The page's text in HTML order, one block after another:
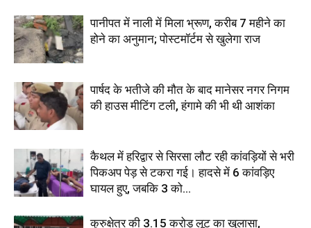
पानीपत में नाली में मिला भ्रूण, करीब 7 महीने का
होने का अनुमान; पोस्टमॉर्टम से खुलेगा राज
पार्षद के भतीजे की मौत के बाद मानेसर नगर निगम
की हाउस मीटिंग टली, हंगामे की भी थी आशंका
कैथल में हरिद्वार से सिरसा लौट रही कांवड़ियों से भरी
पिकअप पेड़ से टकरा गई। हादसे में 6 कांवड़िए
घायल हुए, जबकि 3 को...
कुरुक्षेत्र की 3.15 करोड़ लूट का खुलासा,